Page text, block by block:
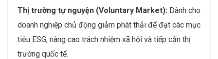
Thị trường tự nguyện (Voluntary Market): Dành cho
doanh nghiệp chủ động giảm phát thải để đạt các mục
tiêu ESG, nâng cao trách nhiệm xã hội và tiếp cận thị
trường quốc tế.